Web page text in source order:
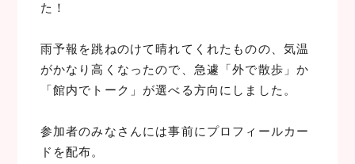
た！
雨予報を跳ねのけて晴れてくれたものの、気温
がかなり高くなったので、急遽「外で散歩」か
「館内でトーク」が選べる方向にしました。
参加者のみなさんには事前にプロフィールカー
ドを配布。